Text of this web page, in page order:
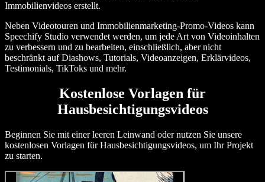
Immobilienvideos erstellt.
Neben Videotouren und Immobilienmarketing-Promo-Videos kann
Speechify Studio verwendet werden, um jede Art von Videoinhalten
zu verbessern und zu bearbeiten, einschließlich, aber nicht
beschränkt auf Diashows, Tutorials, Videoanzeigen, Erklärvideos,
Testimonials, TikToks und mehr.
Kostenlose Vorlagen für
Hausbesichtigungsvideos
Beginnen Sie mit einer leeren Leinwand oder nutzen Sie unsere
kostenlosen Vorlagen für Hausbesichtigungsvideos, um Ihr Projekt
zu starten.